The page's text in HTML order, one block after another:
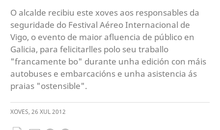
O alcalde recibiu este xoves aos responsables da
seguridade do Festival Aéreo Internacional de
Vigo, o evento de maior afluencia de público en
Galicia, para felicitarlles polo seu traballo
"francamente bo" durante unha edición con máis
autobuses e embarcacións e unha asistencia ás
praias "ostensible".
XOVES, 26 XUL2012